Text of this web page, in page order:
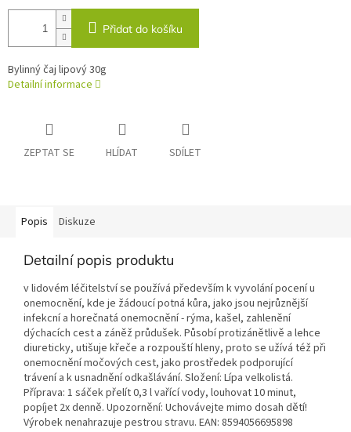
Přidat do košíku
Bylinný čaj lipový 30g
Detailní informace
ZEPTAT SE HLÍDAT SDÍLET
Popis Diskuze
Detailní popis produktu
v lidovém léčitelství se používá především k vyvolání pocení u
onemocnění, kde je žádoucí potná kůra, jako jsou nejrůznější
infekcní a horečnatá onemocnění - rýma, kašel, zahlenění
dýchacích cest a záněž průdušek. Působí protizánětlivě a lehce
diureticky, utišuje křeče a rozpouští hleny, proto se užívá též při
onemocnění močových cest, jako prostředek podporující
trávení a k usnadnění odkašlávání. Složení: Lípa velkolistá.
Příprava: 1 sáček přelít 0,3 l vařící vody, louhovat 10 minut,
popíjet 2x denně. Upozornění: Uchovávejte mimo dosah dětí!
Výrobek nenahrazuje pestrou stravu. EAN: 8594056695898